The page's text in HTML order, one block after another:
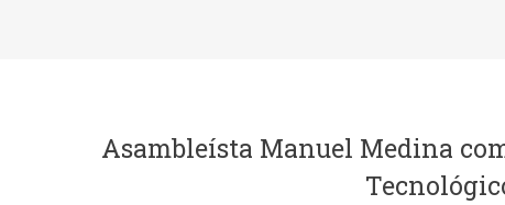
Asambleísta Manuel Medina